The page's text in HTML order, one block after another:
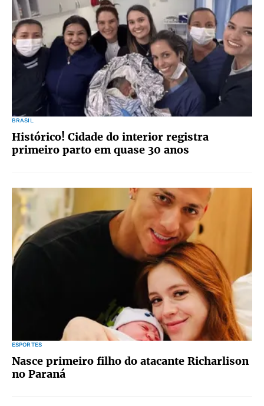
BRASIL
Histórico! Cidade do interior registra
primeiro parto em quase 30 anos
ESPORTES
Nasce primeiro filho do atacante Richarlison
no Paraná